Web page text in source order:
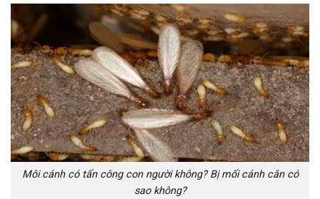
Môi cánh có tấn công con người không? Bị mối cánh cắn có
sao không?